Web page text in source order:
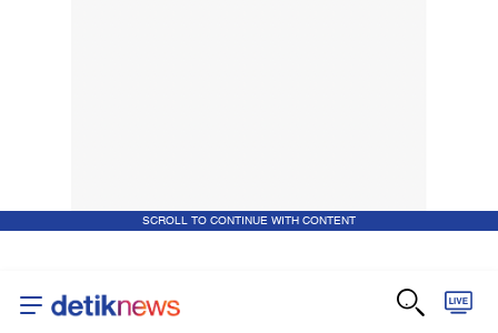
SCROLL TO CONTINUE WITH CONTENT